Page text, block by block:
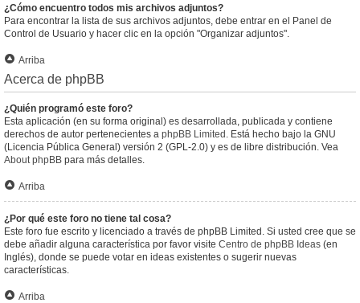
¿Cómo encuentro todos mis archivos adjuntos?
Para encontrar la lista de sus archivos adjuntos, debe entrar en el Panel de
Control de Usuario y hacer clic en la opción "Organizar adjuntos".
Arriba
Acerca de phpBB
¿Quién programó este foro?
Esta aplicación (en su forma original) es desarrollada, publicada y contiene
derechos de autor pertenecientes a phpBB Limited . Está hecho bajo la GNU
(Licencia Pública General) versión 2 (GPL-2.0) y es de libre distribución. Vea
About phpBB para más detalles.
Arriba
¿Por qué este foro no tiene tal cosa?
Este foro fue escrito y licenciado a través de phpBB Limited. Si usted cree que se
debe añadir alguna característica por favor visite Centro de phpBB Ideas (en
Inglés), donde se puede votar en ideas existentes o sugerir nuevas
características.
Arriba